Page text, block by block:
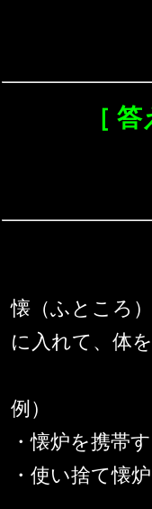
［
懐（ふところ
に入れて、体
例）
・懐炉を携帯
・使い捨て懐炉